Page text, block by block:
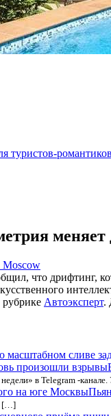
туристов-романтиков
что дрифтинг,
рубрике Автоэксперт.
в Telegram -
[…]